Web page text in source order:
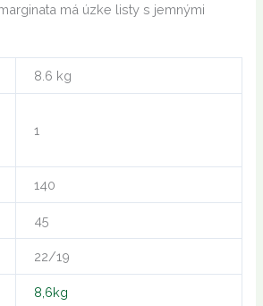
má úzke listy s jemnými
8.6 kg
1
140
45
22/19
8,6kg